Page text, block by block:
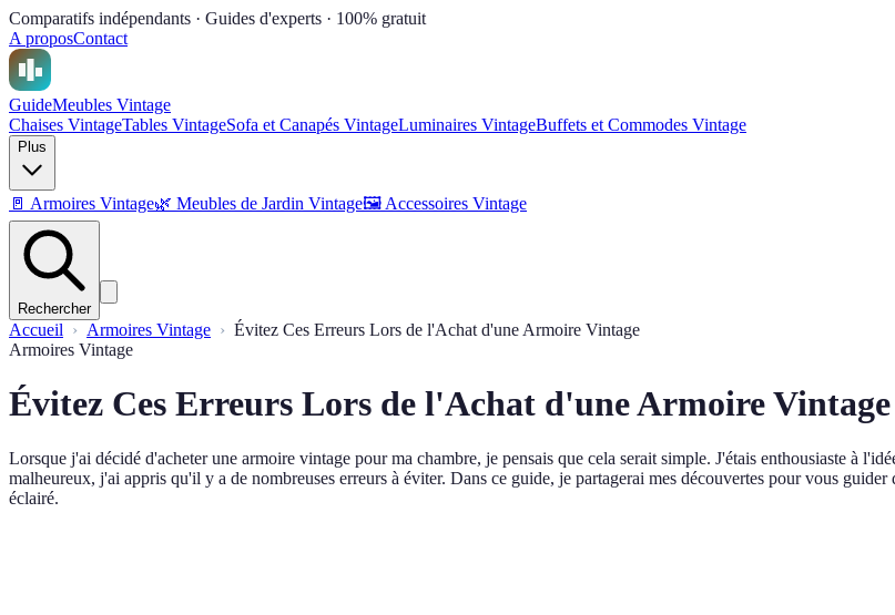
Comparatifs indépendants · Guides d'experts · 100% gratuit
A proposContact
GuideMeubles Vintage
Chaises VintageTables VintageSofa et Canapés VintageLuminaires VintageBuffets et Commodes Vintage
Plus
🚪 Armoires Vintage🌿 Meubles de Jardin Vintage🖼 Accessoires Vintage
Rechercher
Accueil Armoires Vintage
Évitez Ces Erreurs Lors de l'Achat d'une Armoire Vintage
Armoires Vintage
Évitez Ces Erreurs Lors de l'Achat d'une Armoire Vintage
Lorsque j'ai décidé d'acheter une armoire vintage pour ma chambre, je pensais que cela serait simple. J'étais enthousiaste à
malheureux, j'ai appris qu'il y a de nombreuses erreurs à éviter. Dans ce guide, je partagerai mes découvertes pour vous
éclairé.